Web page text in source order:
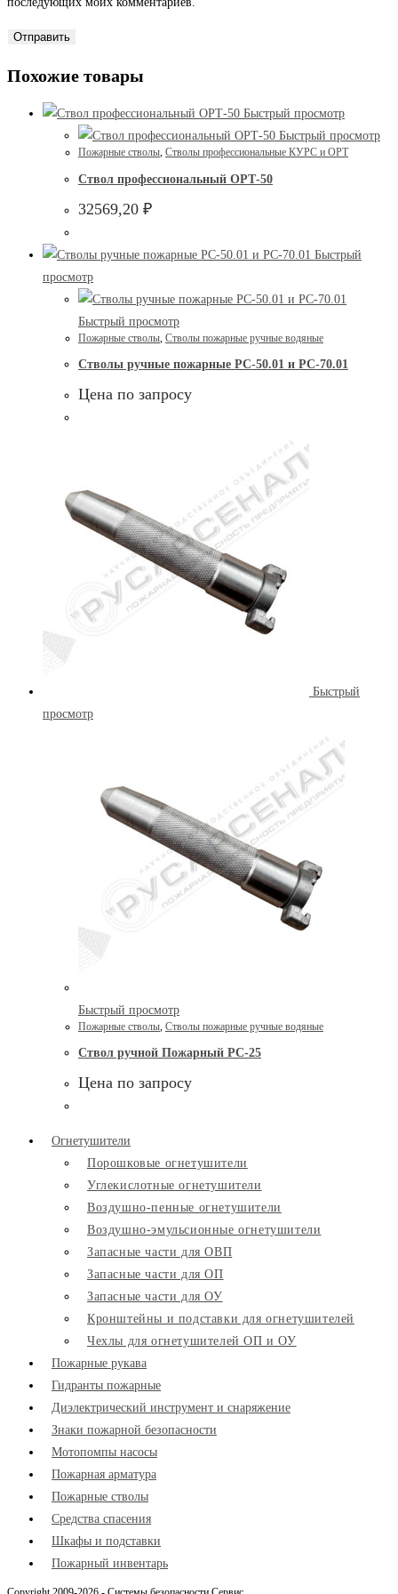
Похожие товары
Быстрый просмотр
Быстрый просмотр
Пожарные стволы, Стволы профессиональные КУРС и ОРТ
Ствол профессиональный ОРТ-50
32569,20 ₽
Быстрый
просмотр
Быстрый просмотр
Пожарные стволы Стволы пожарные ручные водяные
Стволы ручные пожарные РС-50.01 и РС-70.01
Цена по запросу
Быстрый
просмотр
Быстрый просмотр
Пожарные стволы Стволы пожарные ручные водяные
Ствол ручной Пожарный РС-25
Цена по запросу
Огнетушители
Порошковые огнетушители
Углекислотные огнетушители
Воздушно-пенные огнетушители
Воздушно-эмульсионные огнетушители
Запасные части для ОВП
Запасные части для ОП
Запасные части для ОУ
Кронштейны и подставки для огнетушителей
Чехлы для огнетушителей ОП и ОУ
Пожарные рукава
Гидранты пожарные
Диэлектрический инструмент и снаряжение
Знаки пожарной безопасности
Мотопомпы насосы
Пожарная арматура
Пожарные стволы
Средства спасения
Шкафы и подставки
Пожарный инвентарь